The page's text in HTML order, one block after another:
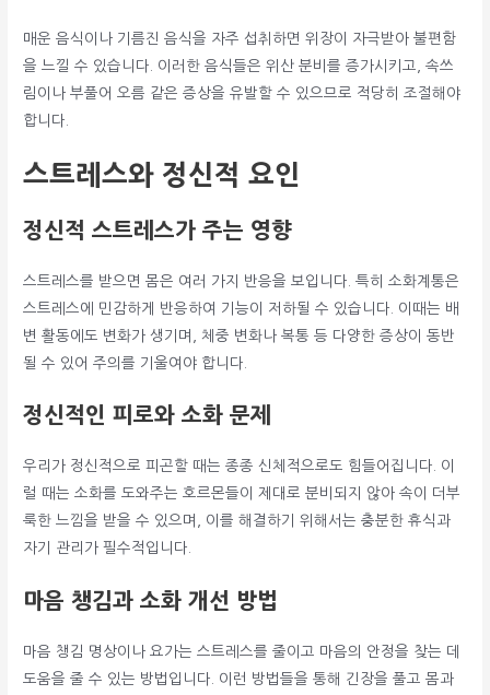
매운 음식이나 기름진 음식을 자주 섭취하면 위장이 자극받아 불편함
을 느낄 수 있습니다. 이러한 음식들은 위산 분비를 증가시키고, 속쓰
림이나 부풀어 오름 같은 증상을 유발할 수 있으므로 적당히 조절해야
합니다.
스트레스와 정신적 요인
정신적 스트레스가 주는 영향
스트레스를 받으면 몸은 여러 가지 반응을 보입니다. 특히 소화계통은
스트레스에 민감하게 반응하여 기능이 저하될 수 있습니다. 이때는 배
변 활동에도 변화가 생기며, 체중 변화나 복통 등 다양한 증상이 동반
될 수 있어 주의를 기울여야 합니다.
정신적인 피로와 소화 문제
우리가 정신적으로 피곤할 때는 종종 신체적으로도 힘들어집니다. 이
럴 때는 소화를 도와주는 호르몬들이 제대로 분비되지 않아 속이 더부
룩한 느낌을 받을 수 있으며, 이를 해결하기 위해서는 충분한 휴식과
자기 관리가 필수적입니다.
마음 챙김과 소화 개선 방법
마음 챙김 명상이나 요가는 스트레스를 줄이고 마음의 안정을 찾는 데
도움을 줄 수 있는 방법입니다. 이런 방법들을 통해 긴장을 풀고 몸과